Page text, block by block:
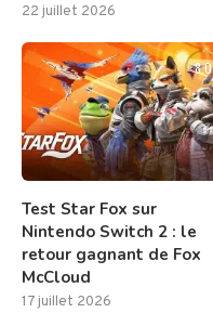
22 juillet 2026
8.0
Test Star Fox sur
Nintendo Switch 2 : le
retour gagnant de Fox
McCloud
17 juillet 2026